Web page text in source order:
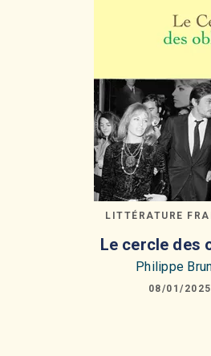
LITTÉRATURE
Le cercle des
Philippe
08/01/2025